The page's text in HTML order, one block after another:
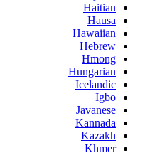
Haitian
Hausa
Hawaiian
Hebrew
Hmong
Hungarian
Icelandic
Igbo
Javanese
Kannada
Kazakh
Khmer